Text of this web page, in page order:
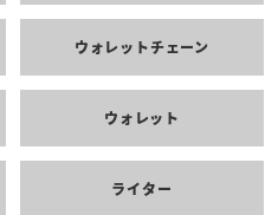
ウォレットチェーン
ウォレット
ライター